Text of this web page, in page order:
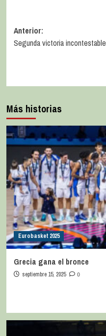
Anterior:
Segunda victoria incontestable
Más historias
Eurobasket 2025
Grecia gana el bronce
septiembre 15, 2025 0